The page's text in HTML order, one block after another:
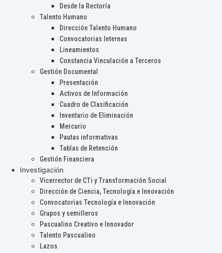
Desde la Rectoría
Talento Humano
Dirección Talento Humano
Convocatorias Internas
Lineamientos
Constancia Vinculación a Terceros
Gestión Documental
Presentación
Activos de Información
Cuadro de Clasificación
Inventario de Eliminación
Mercurio
Pautas informativas
Tablas de Retención
Gestión Financiera
Investigación
Vicerrector de CTi y Transformación Social
Dirección de Ciencia, Tecnología e Innovación
Convocatorias Tecnología e Innovación
Grupos y semilleros
Pascualino Creativo e Innovador
Talento Pascualino
Lazos